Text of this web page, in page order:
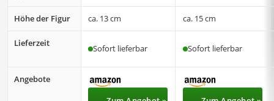
Höhe der Figur ca. 13 cm ca. 15 cm
Lieferzeit
Sofort lieferbar Sofort lieferbar
Angebote